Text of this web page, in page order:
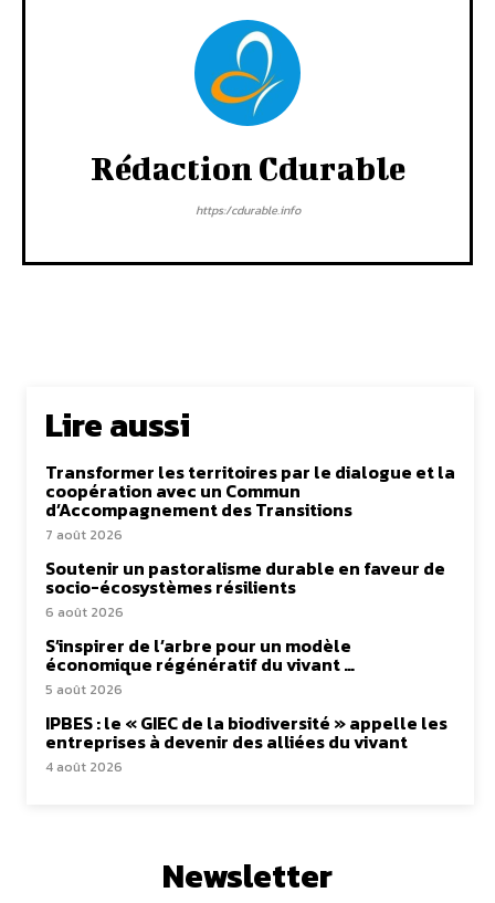
Rédaction Cdurable
https:/cdurable.info
Lire aussi
Transformer les territoires par le dialogue et la
coopération avec un Commun
d’Accompagnement des Transitions
7 août 2026
Soutenir un pastoralisme durable en faveur de
socio-écosystèmes résilients
6 août 2026
S’inspirer de l’arbre pour un modèle
économique régénératif du vivant …
5 août 2026
IPBES : le « GIEC de la biodiversité » appelle les
entreprises à devenir des alliées du vivant
4 août 2026
Newsletter